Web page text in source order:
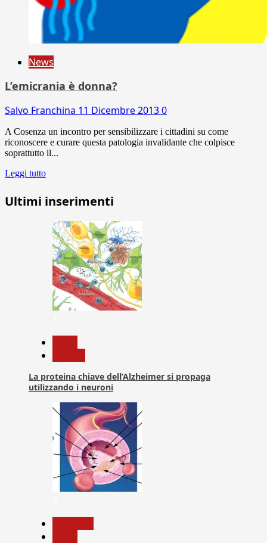
News
L’emicrania è donna?
Salvo Franchina 11 Dicembre 20130
A Cosenza un incontro per sensibilizzare i cittadini su come
riconoscere e curare questa patologia invalidante che colpisce
soprattutto il...
Leggi tutto
Ultimi inserimenti
La proteina chiave dell’Alzheimer si propaga
utilizzando i neuroni